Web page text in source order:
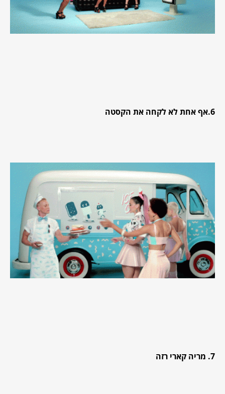
6.אף אחת לא לקחה את הקסטה
7. מריה קארי רזה